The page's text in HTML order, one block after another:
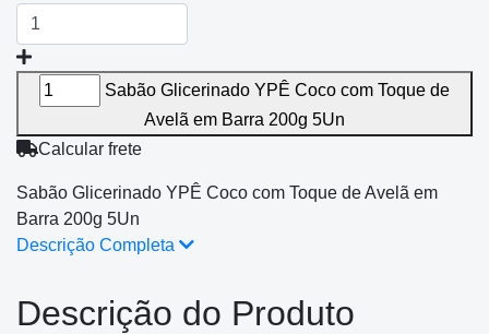
Sabão Glicerinado YPÊ Coco com Toque de
Avelã em Barra 200g 5Un
Calcular frete
Sabão Glicerinado YPÊ Coco com Toque de Avelã em
Barra 200g 5Un
Descrição Completa
Descrição do Produto